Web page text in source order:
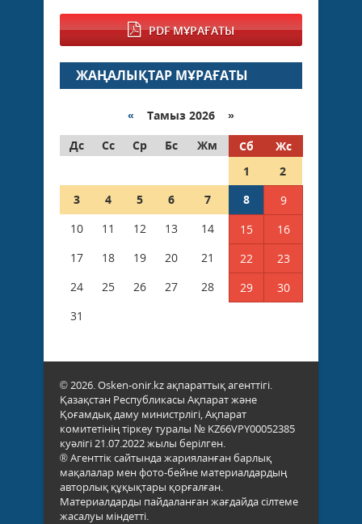
PDF МҰРАҒАТЫ
ЖАҢАЛЫҚТАР МҰРАҒАТЫ
« Тамыз 2026 »
Дс
Сс Ср Бс Жм Сб
Жс
1
2
3
4 5 6 7 8
9
10
11 12 13 14 15
16
17
18 19 20 21 22
23
24
25 26 27 28 29
30
31
© 2026. Osken-onir.kz ақпараттық агенттігі.
Қазақстан Республикасы Ақпарат және
Қоғамдық даму министрлігі, Ақпарат
комитетінің тіркеу туралы № KZ66VPY00052385
куәлігі 21.07.2022 жылы берілген.
® Агенттік сайтында жарияланған барлық
мақалалар мен фото-бейне материалдардың
авторлық құқықтары қорғалған.
Материалдарды пайдаланған жағдайда сілтеме
жасалуы міндетті.